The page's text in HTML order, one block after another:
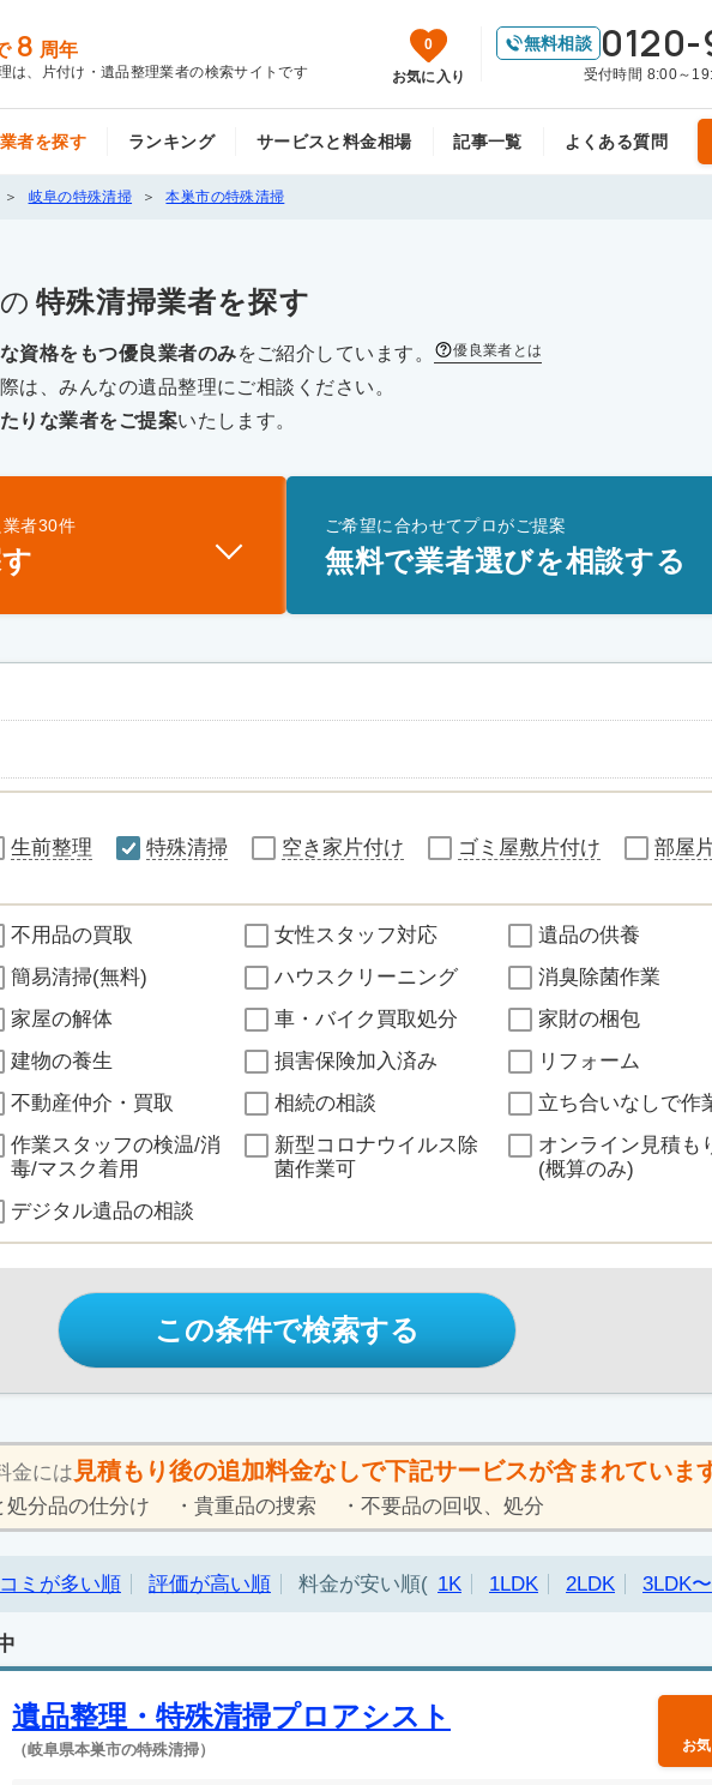
8 周年
は、片付け・遺品整理業者の検索サイトです
0
お気に入り
無料相談
受付時間 8:00～
業者を探す ランキング サービスと料金相場 記事一覧 よくある質問
岐阜の特殊清掃 本巣市の特殊清掃
の 特殊清掃業者を探す
資格をもつ優良業者のみをご紹介しています。 優良業者とは
は、みんなの遺品整理にご相談ください。
りな業者をご提案いたします。
者30件 ご希望に合わせてプロがご提案
無料で業者選びを相談する
生前整理 特殊清掃 空き家片付け ゴミ屋敷片付け 部屋
不用品の買取 女性スタッフ対応
遺品の供養
簡易清掃(無料)
ハウスクリーニング
消臭除菌作業
家屋の解体
車・バイク買取処分
家財の梱包
建物の養生
損害保険加入済み
リフォーム
不動産仲介・買取
相続の相談
立ち合いなしで作
作業スタッフの検温/消
毒/マスク着用
新型コロナウイルス除
菌作業可
オンライン見積も
(概算のみ)
デジタル遺品の相談
この条件で検索する
金には 見積もり後の追加料金なしで下記サービスが含まれていま
処分品の仕分け 貴重品の捜索 不要品の回収、処分
ミが多い順 評価が高い順 料金が安い順 1K 1LDK 2LDK 3LDK〜
遺品整理・特殊清掃プロアシスト
（岐阜県本巣市の特殊清掃） お